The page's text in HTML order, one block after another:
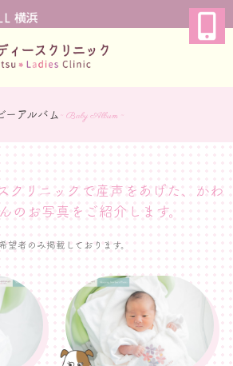
ーアルバム ~ Baby Album ~
クリニックで産声をあげた、
かわ
のお写真をご紹介します。
望者のみ掲載しております。